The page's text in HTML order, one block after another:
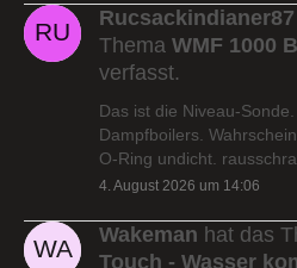
Rucsackindianer87
Thema WMF 1000
verfasst.
Das ist die Niveau-
Dampfboilers.
O-Ring undicht.
4. August 2026 um 14:06
Wakeman hat das
Touch - Wasser